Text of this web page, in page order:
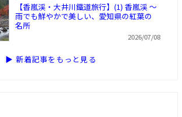
【香嵐渓・大井川鐵道旅行】(1) 香嵐渓 ～
雨でも鮮やかで美しい、愛知県の紅葉の
名所
2026/07/08
▶ 新着記事をもっと見る